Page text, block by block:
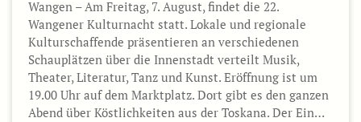
Wangen – Am Freitag, 7. August, findet die 22.
Wangener Kulturnacht statt. Lokale und regionale
Kulturschaffende präsentieren an verschiedenen
Schauplätzen über die Innenstadt verteilt Musik,
Theater, Literatur, Tanz und Kunst. Eröffnung ist um
19.00 Uhr auf dem Marktplatz. Dort gibt es den ganzen
Abend über Köstlichkeiten aus der Toskana. Der Ein…